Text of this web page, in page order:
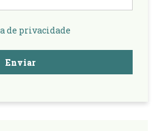
de privacidade
Enviar